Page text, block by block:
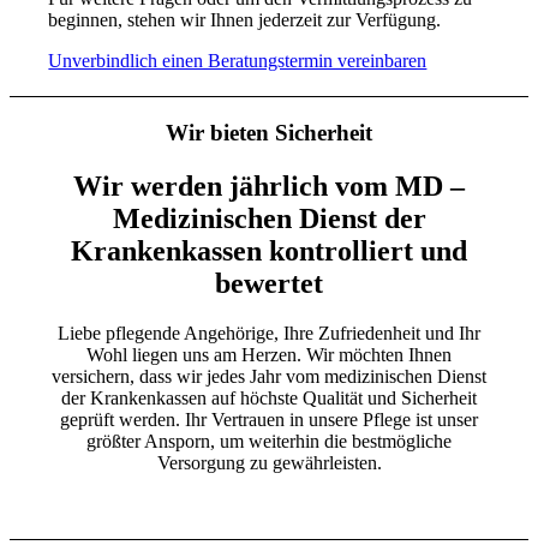
beginnen, stehen wir Ihnen jederzeit zur Verfügung.
Unverbindlich einen Beratungstermin vereinbaren
Wir bieten Sicherheit
Wir werden jährlich vom MD –
Medizinischen Dienst der
Krankenkassen kontrolliert und
bewertet
Liebe pflegende Angehörige, Ihre Zufriedenheit und Ihr
Wohl liegen uns am Herzen. Wir möchten Ihnen
versichern, dass wir jedes Jahr vom medizinischen Dienst
der Krankenkassen auf höchste Qualität und Sicherheit
geprüft werden. Ihr Vertrauen in unsere Pflege ist unser
größter Ansporn, um weiterhin die bestmögliche
Versorgung zu gewährleisten.